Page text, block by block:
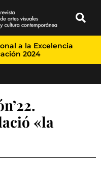
a la Excelencia
2024
«la